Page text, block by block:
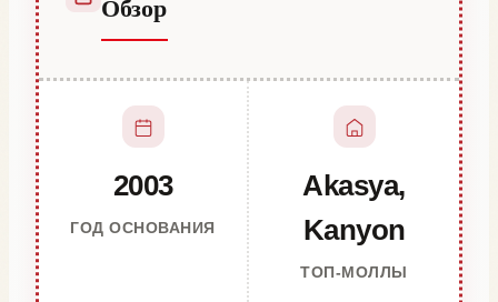
Обзор
2003
ГОД ОСНОВАНИЯ
Akasya,
Kanyon
ТОП-МОЛЛЫ